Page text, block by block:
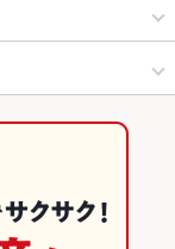
料理・その他